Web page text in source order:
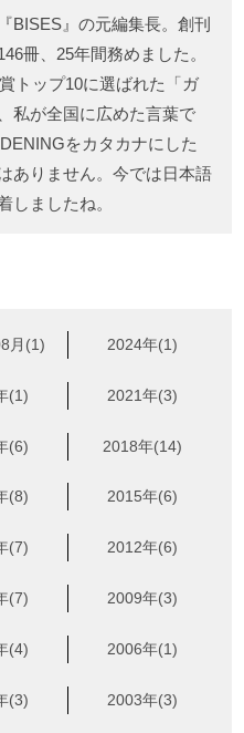
BISES』の元編集長。創刊
冊、25年間務めました。
トップ10に選ばれた「ガ
私が全国に広めた言葉で
をカタカナにした
ありません。今では日本語
しましたね。
月(1) 2024年(1)
(1) 2021年(3)
(6) 2018年(14)
(8) 2015年(6)
(7) 2012年(6)
(7) 2009年(3)
(4) 2006年(1)
(3) 2003年(3)